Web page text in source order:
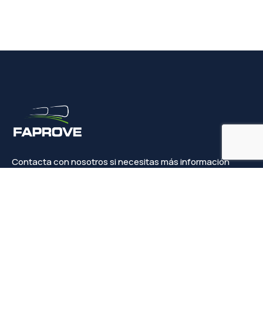
Contacta con nosotros si necesitas más información